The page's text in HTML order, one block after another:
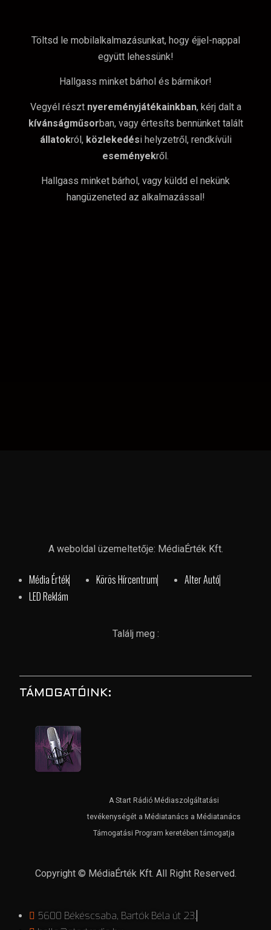
Töltsd le mobilalkalmazásunkat, hogy éjjel-nappal
együtt lehessünk!
Hallgass minket bárhol és bármikor!
Vegyél részt nyereményjátékainkban, kérj dalt a
kívánságműsorban, vagy értesíts bennünket talált
állatokról, közlekedési helyzetről, rendkívüli
eseményekről.
Hallgass minket bárhol, vagy küldd el nekünk
hangüzeneted az alkalmazással!
A weboldal üzemeltetője: MédiaÉrték Kft.
Média Érték Körös Hírcentrum
Alter Autó
LED Reklám
Találj meg :
TÁMOGATÓINK:
A Start Rádió Médiaszolgáltatási
tevékenységét a Médiatanács a Médiatanács
Támogatási Program keretében támogatja
Copyright © MédiaÉrték Kft. All Right Reserved.
5600 Békéscsaba, Bartók Béla út 23.